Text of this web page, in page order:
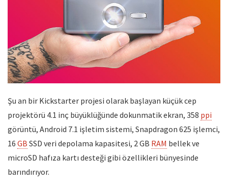
Şu an bir Kickstarter projesi olarak başlayan küçük cep
projektörü 4.1 inç büyüklüğünde dokunmatik ekran, 358 ppi
görüntü, Android 7.1 işletim sistemi, Snapdragon 625 işlemci,
16 GB SSD veri depolama kapasitesi, 2 GB RAM bellek ve
microSD hafıza kartı desteği gibi özellikleri bünyesinde
barındırıyor.